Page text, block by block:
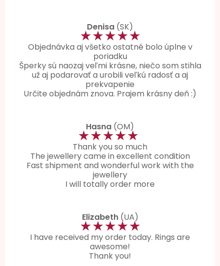
Denisa (SK)
★★★★★
Objednávka aj všetko ostatné bolo úplne v
poriadku
Šperky sú naozaj veľmi krásne, niečo som stihla
už aj podarovať a urobili veľkú radosť a aj
prekvapenie
Určite objednám znova. Prajem krásny deň :)
Hasna (OM)
★★★★★
Thank you so much
The jewellery came in excellent condition
Fast shipment and wonderful work with the
jewellery
I will totally order more
Elizabeth(UA)
★★★★★
I have received my order today. Rings are
awesome!
Thank you!